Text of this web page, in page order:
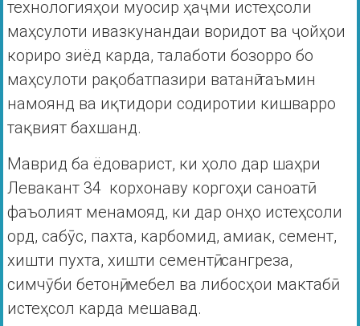
технологияҳои муосир ҳаҷми истеҳсоли
маҳсулоти ивазкунандаи воридот ва ҷойҳои
кориро зиёд карда, талаботи бозорро бо
маҳсулоти рақобатпазири ватанӣ таъмин
намоянд ва иқтидори содиротии кишварро
тақвият бахшанд.
Маврид ба ёдоварист, ки ҳоло дар шаҳри
Левакант 34 корхонаву коргоҳи саноатӣ
фаъолият менамояд, ки дар онҳо истеҳсоли
орд, сабӯс, пахта, карбомид, амиак, семент,
хишти пухта, хишти сементӣ, сангреза,
симчӯби бетонӣ, мебел ва либосҳои мактабӣ
истеҳсол карда мешавад.